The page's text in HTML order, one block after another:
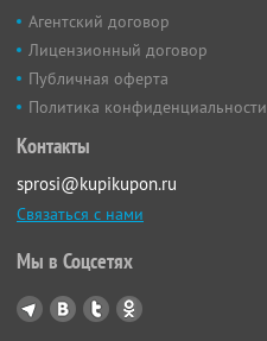
Агентский договор
Лицензионный договор
Публичная оферта
Политика конфиденциальности
Контакты
sprosi@kupikupon.ru
Связаться с нами
Мы в Соцсетях